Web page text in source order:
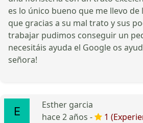
es lo único bueno que me llevo de
que gracias a su mal trato y sus
trabajar pudimos conseguir un
necesitáis ayuda el Google os
señora!
Esther garcia
hace 2 años -
1